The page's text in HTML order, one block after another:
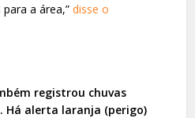
a área,”disse o
registrou chuvas
Há alerta laranja (perigo)